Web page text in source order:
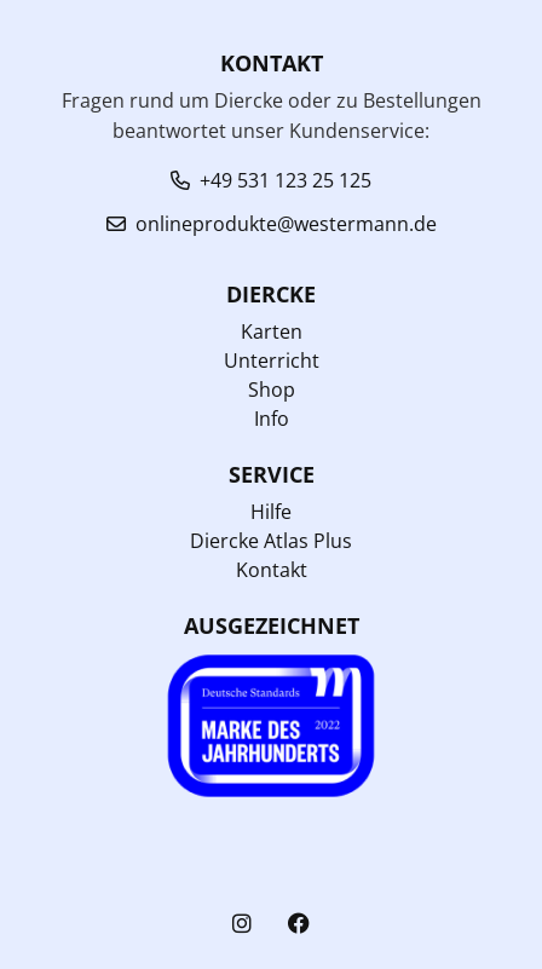
KONTAKT
Fragen rund um Diercke oder zu Bestellungen
beantwortet unser Kundenservice:
+49 531 123 25 125
onlineprodukte@westermann.de
DIERCKE
Karten
Unterricht
Shop
Info
SERVICE
Hilfe
Diercke Atlas Plus
Kontakt
AUSGEZEICHNET